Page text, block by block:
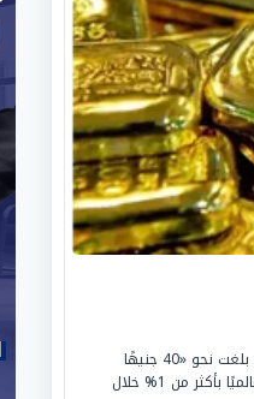
شهدت أسعار الذهب عيار 21 ارتفاعًا ملحوظًا اليوم الجمعة، الموافق 7 أغسطس 2026، بقيمة بلغت نحو «40 جنيهًا
للجرام»، ليسجل مستوى تاريخيًا جديدًا عند «6000 جنيه»، بالتزامن مع صعود المعدن النفيس عالميًا بأكثر من 1% خلال